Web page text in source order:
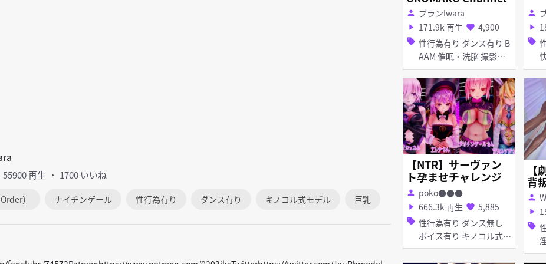
55900 再生 1700 いいね
） ナイチンゲール 性行為有り ダンス有り キノコル式モデル 巨乳
person ブランIwara
play_arrow 171.9k 再生 favorite 4,900
sell 性行為有り ダンス有り B
AAM 催眠・洗脳 撮影・
ハメ撮り 調教・開発 巨
乳 首輪・鎖・拘束具 デ
ィルド バイブ・ローター
レオタード アヘ顔 拘束 K
uromaru
person
play_arrow
sell 性
快
発 陵辱 無
耳 首輪・
っぽ
ア
マ
拘束
【NTR】サーヴァン
ト孕ませチャレンジ
person poko●●●
play_arrow 666.3k 再生 favorite 5,885
sell 性行為有り ダンス無し
ボイス有り キノコル式モ
デル 快楽堕ち 寝取り・
寝取られ(NTR) 巨乳 バニ
背
person
play_arrow
sell 性
淫乱
ッ